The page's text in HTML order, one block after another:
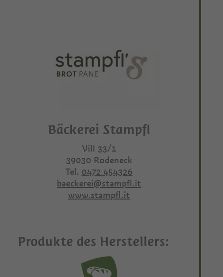
Bäckerei Stampfl
Vill 33/1
39030 Rodeneck
Tel. 0472 454326
baeckerei@stampfl.it
www.stampfl.it
Produkte des Herstellers: